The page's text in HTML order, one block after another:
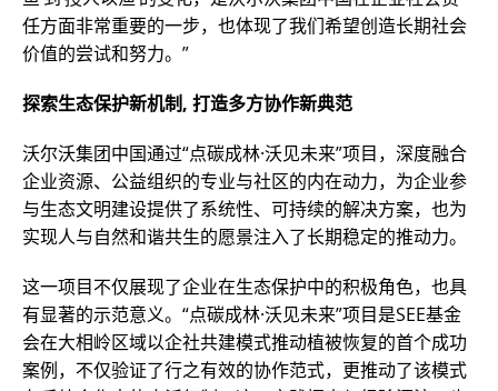
任方面非常重要的一步，也体现了我们希望创造长期社会
价值的尝试和努力。”
探索生态保护新机制, 打造多方协作新典范
沃尔沃集团中国通过“点碳成林·沃见未来”项目，深度融合
企业资源、公益组织的专业与社区的内在动力，为企业参
与生态文明建设提供了系统性、可持续的解决方案，也为
实现人与自然和谐共生的愿景注入了长期稳定的推动力。
这一项目不仅展现了企业在生态保护中的积极角色，也具
有显著的示范意义。“点碳成林·沃见未来”项目是SEE基金
会在大相岭区域以企社共建模式推动植被恢复的首个成功
案例，不仅验证了行之有效的协作范式，更推动了该模式